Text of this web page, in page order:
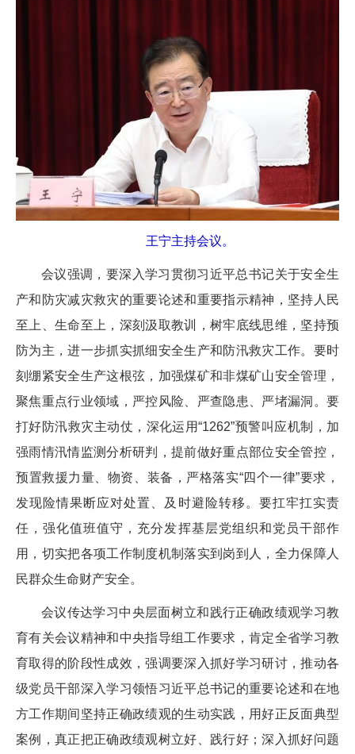
王宁主持会议。
会议强调，要深入学习贯彻习近平总书记关于安全生
产和防灾减灾救灾的重要论述和重要指示精神，坚持人民
至上、生命至上，深刻汲取教训，树牢底线思维，坚持预
防为主，进一步抓实抓细安全生产和防汛救灾工作。要时
刻绷紧安全生产这根弦，加强煤矿和非煤矿山安全管理，
聚焦重点行业领域，严控风险、严查隐患、严堵漏洞。要
打好防汛救灾主动仗，深化运用“1262”预警叫应机制，加
强雨情汛情监测分析研判，提前做好重点部位安全管控，
预置救援力量、物资、装备，严格落实“四个一律”要求，
发现险情果断应对处置、及时避险转移。要扛牢扛实责
任，强化值班值守，充分发挥基层党组织和党员干部作
用，切实把各项工作制度机制落实到岗到人，全力保障人
民群众生命财产安全。
会议传达学习中央层面树立和践行正确政绩观学习教
育有关会议精神和中央指导组工作要求，肯定全省学习教
育取得的阶段性成效，强调要深入抓好学习研讨，推动各
级党员干部深入学习领悟习近平总书记的重要论述和在地
方工作期间坚持正确政绩观的生动实践，用好正反面典型
案例，真正把正确政绩观树立好、践行好；深入抓好问题